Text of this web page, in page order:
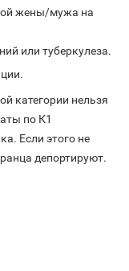
жены/мужа на
или туберкулеза.
категории нельзя
по К1
Если этого не
депортируют.